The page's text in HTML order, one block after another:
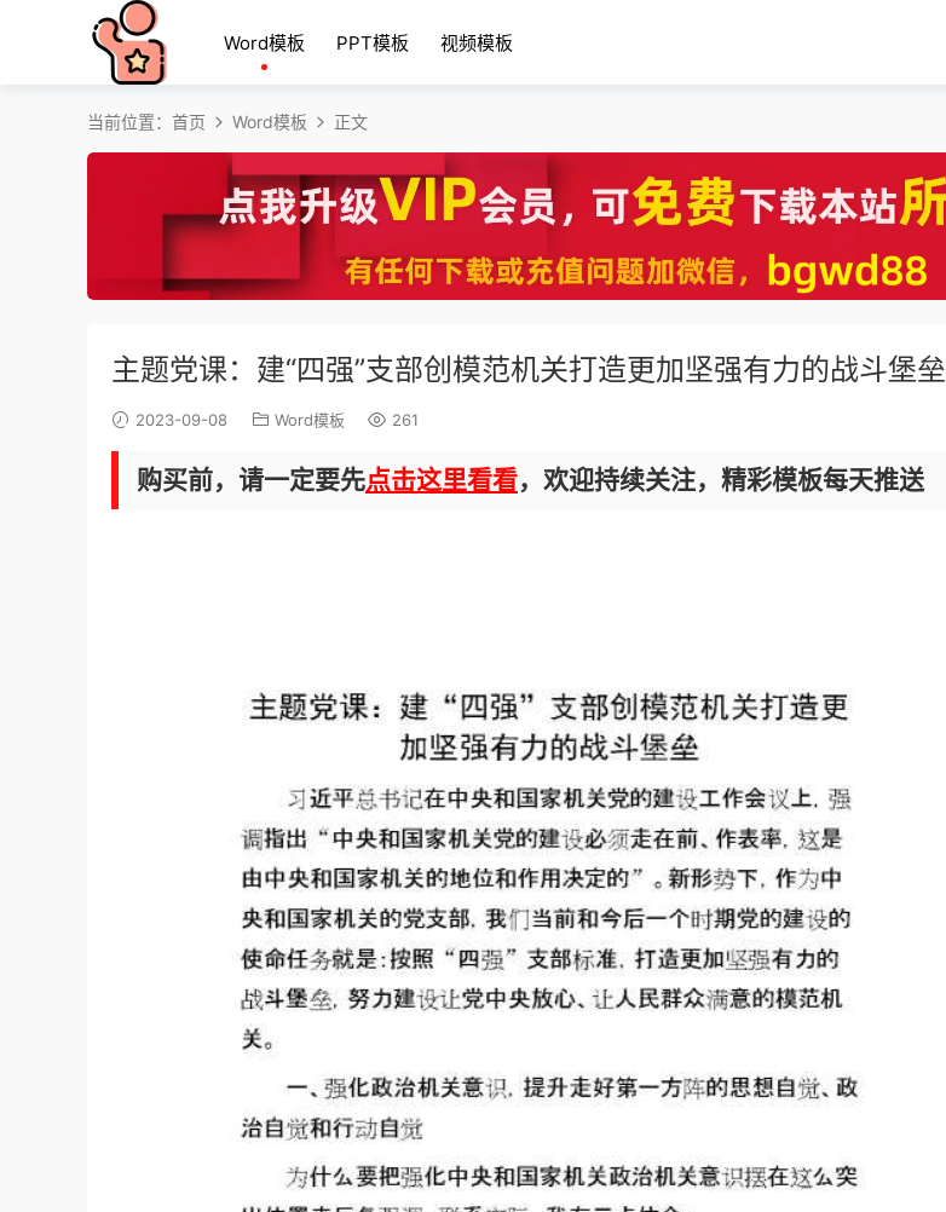
Word模板 PPT模板 视频模板
当前位置： 首页 Word模板 正文
主题党课：建“四强”支部创模范机关打造更加坚强有力的战斗堡垒
2023-09-08 Word模板 261
购买前，请一定要先点击这里看看，欢迎持续关注，精彩模板每天推送